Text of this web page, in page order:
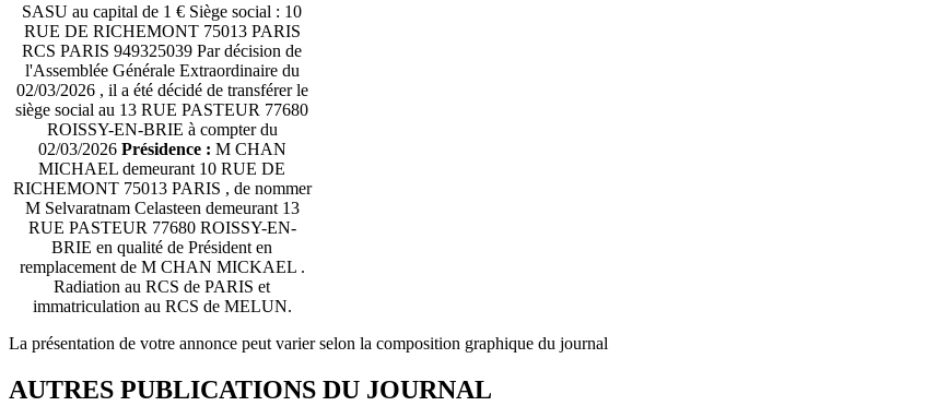
SASU au capital de 1 € Siège social : 10
RUE DE RICHEMONT 75013 PARIS
RCS PARIS 949325039 Par décision de
l'Assemblée Générale Extraordinaire du
02/03/2026 , il a été décidé de transférer le
siège social au 13 RUE PASTEUR 77680
ROISSY-EN-BRIE à compter du
02/03/2026 Présidence : M CHAN
MICHAEL demeurant 10 RUE DE
RICHEMONT 75013 PARIS , de nommer
M Selvaratnam Celasteen demeurant 13
RUE PASTEUR 77680 ROISSY-EN-
BRIE en qualité de Président en
remplacement de M CHAN MICKAEL .
Radiation au RCS de PARIS et
immatriculation au RCS de MELUN.
La présentation de votre annonce peut varier selon la composition graphique du journal
AUTRES PUBLICATIONS DU JOURNAL